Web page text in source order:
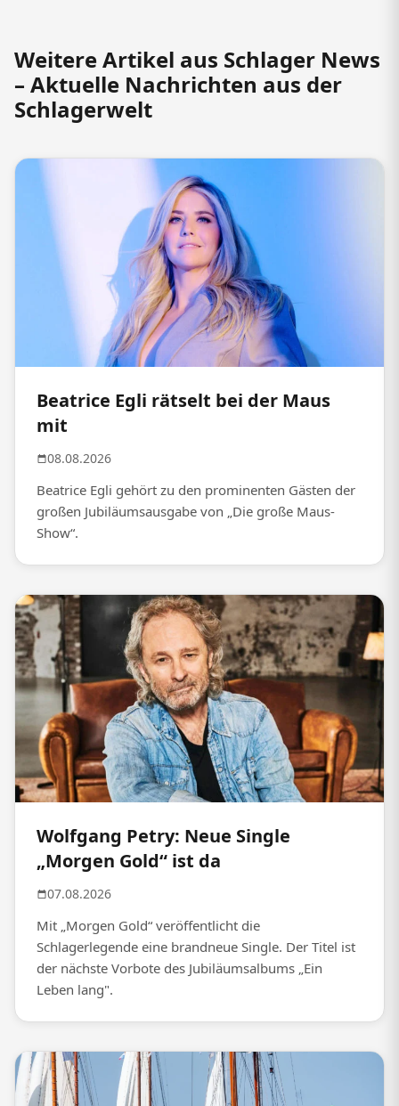
Weitere Artikel aus Schlager News
– Aktuelle Nachrichten aus der
Schlagerwelt
Beatrice Egli rätselt bei der Maus
mit
08.08.2026
Beatrice Egli gehört zu den prominenten Gästen der
großen Jubiläumsausgabe von „Die große Maus-
Show“.
Wolfgang Petry: Neue Single
„Morgen Gold“ ist da
07.08.2026
Mit „Morgen Gold“ veröffentlicht die
Schlagerlegende eine brandneue Single. Der Titel ist
der nächste Vorbote des Jubiläumsalbums „Ein
Leben lang".